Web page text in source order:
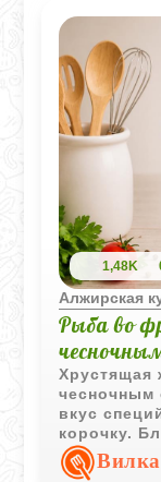
1,48K
Алжирская
Рыба во
Хрустящая
чесночным
вкус
корочку.
подаётся
Вилка